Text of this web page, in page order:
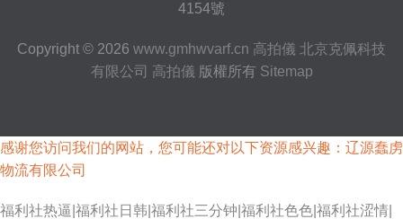
4154號
Copyright © 2026 www.gmhwvarf.cn 高拍儀 北京克佩科技
有限公司 高拍儀 版權所有 Sitemap
感谢您访问我们的网站，您可能还对以下资源感兴趣：辽源蠢虏
物流有限公司
福利社热逼|福利社日韩|福利社三分钟|福利社色色|福利社涩情|